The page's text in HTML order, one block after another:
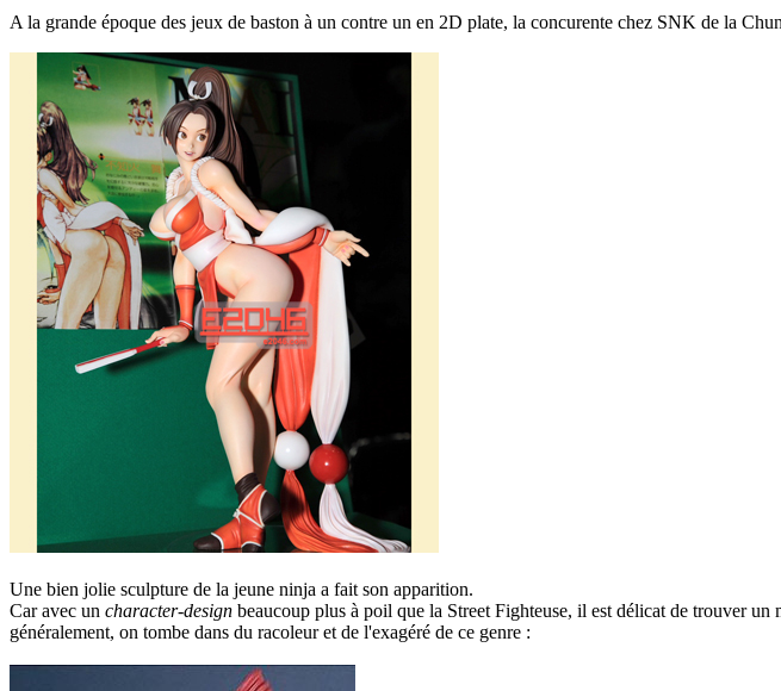
A la grande époque des jeux de baston à un contre un en 2D plate, la concurente chez SNK de la
Une bien jolie sculpture de la jeune ninja a fait son apparition.
Car avec un character-design beaucoup plus à poil que la Street Fighteuse, il est délicat de trouver
généralement, on tombe dans du racoleur et de l'exagéré de ce genre :